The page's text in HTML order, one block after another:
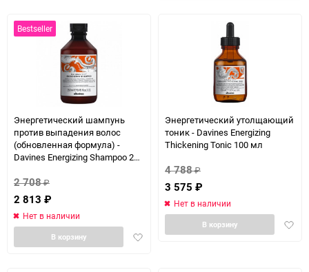
Bestseller
Энергетический шампунь
против выпадения волос
(обновленная формула) -
Davines Еnergizing Shampoo 250
2 708₽
2 813 ₽
Нет в наличии
Добавить
В корзину
Энергетический утолщающий
тоник - Davines Energizing
Thickening Tonic 100 мл
4 788₽
3 575 ₽
Нет в наличии
В корзину